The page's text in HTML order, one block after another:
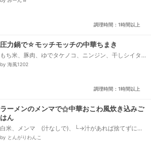
調理時間：1時間以上
圧力鍋で☆モッチモッチの中華ちまき
もち米、豚肉、ゆでタケノコ、ニンジン、干しシイタ
ケ、水と干しシイタケのもどし汁、中華だし、A しょ
by 海風1202
調理時間：1時間以上
ラーメンのメンマで⚝中華おこわ風炊き込みご
はん
白米、メンマ (汁なしで)、└→汁があれば捨てずに取
って、むきえび、カットねぎ(なくても可)、❅❅❅
by とんがりわんこ